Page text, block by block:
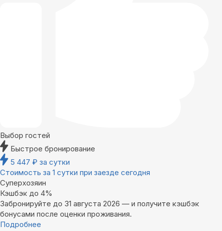
Выбор гостей
Быстрое бронирование
5 447 ₽ за сутки
Стоимость за 1 сутки при заезде сегодня
Суперхозяин
Кэшбэк до 4%
Забронируйте до 31 августа 2026 — и получите кэшбэк
бонусами после оценки проживания.
Подробнее